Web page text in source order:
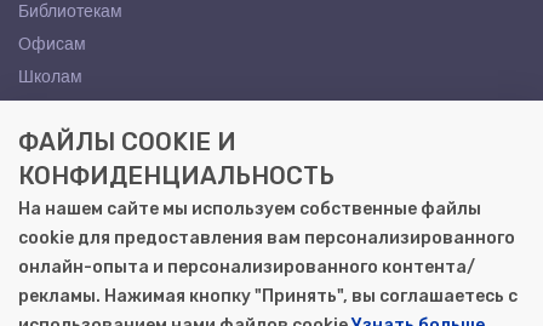
Библиотекам
Офисам
Школам
КОНТАКТЫ
Саратов, ул. Осипова, 10А
+7 (8452) 72-65-65
gemera@moya-kniga.ru
ФАЙЛЫ COOKIE И
КОНФИДЕНЦИАЛЬНОСТЬ
На нашем сайте мы используем собственные файлы
cookie для предоставления вам персонализированного
онлайн-опыта и персонализированного контента/
рекламы. Нажимая кнопку "Принять", вы соглашаетесь с